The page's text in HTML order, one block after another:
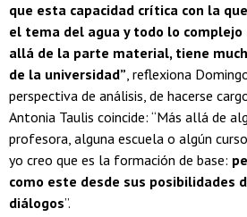
que esta capacidad crítica con la
el tema del agua y todo lo complejo
allá de la parte material, tiene
de la universidad”, reflexiona
perspectiva de análisis, de hacerse
Antonia Taulis coincide: “Más allá de
profesora, alguna escuela o algún
yo creo que es la formación de base:
como este desde sus posibilidades
diálogos”.